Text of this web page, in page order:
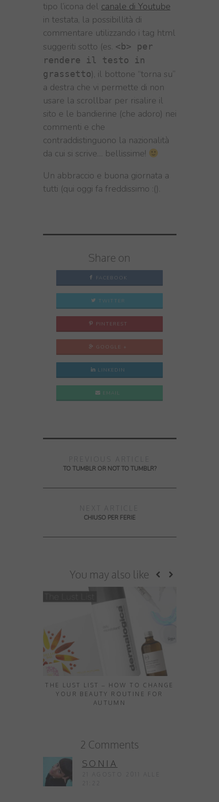
tipo l’icona del canale di Youtube
in testata, la possibillità di
commentare utilizzando i tag html
suggeriti sotto (es. <b> per
rendere il testo in
grassetto), il bottone “torna su”
a destra che vi permette di non
usare la scrollbar per risalire il
sito e le bandierine (che adoro) nei
commenti e che
contraddistinguono la nazionalità
da cui si scrive… bellissime!
Un abbraccio e buona giornata a
tutti (qui oggi fa freddissimo :().
Share on
FACEBOOK
TWITTER
PINTEREST
GOOGLE +
LINKEDIN
EMAIL
TO TUMBLR OR NOT TO TUMBLR?
CHIUSO PER FERIE
You may also like
THE LUST LIST – HOW TO CHANGE
YOUR BEAUTY ROUTINE FOR
AUTUMN
2 Comments
SONIA